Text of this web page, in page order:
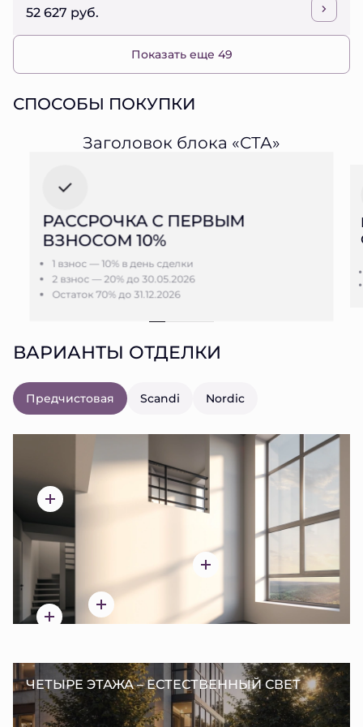
52 627 руб.
Показать еще 49
СПОСОБЫ ПОКУПКИ
Заголовок блока «СТА»
РАССРОЧКА С ПЕРВЫМ
ВЗНОСОМ 10%
1 взнос — 10% в день сделки
2 взнос — 20% до 30.05.2026
Остаток 70% до 31.12.2026
ВАРИАНТЫ ОТДЕЛКИ
Предчистовая Scandi Nordic
ЧЕТЫРЕ ЭТАЖА – ЕСТЕСТВЕННЫЙ СВЕТ